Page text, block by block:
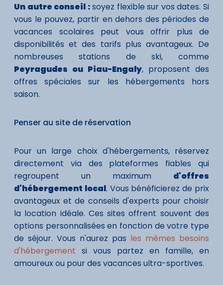
Un autre conseil :soyez flexible sur vos dates. Si
vous le pouvez, partir en dehors des périodes de
vacances scolaires peut vous offrir plus de
disponibilités et des tarifs plus avantageux. De
nombreuses stations de ski, comme
Peyragudes ou Piau-Engaly, proposent des
offres spéciales sur les hébergements hors
saison.
Penser au site de réservation
Pour un large choix d'hébergements, réservez
directement via des plateformes fiables qui
regroupent un maximum d'offres
d'hébergement local. Vous bénéficierez de prix
avantageux et de conseils d'experts pour choisir
la location idéale. Ces sites offrent souvent des
options personnalisées en fonction de votre type
de séjour. Vous n'aurez pas les mêmes besoins
d'hébergement si vous partez en famille, en
amoureux ou pour des vacances ultra-sportives.